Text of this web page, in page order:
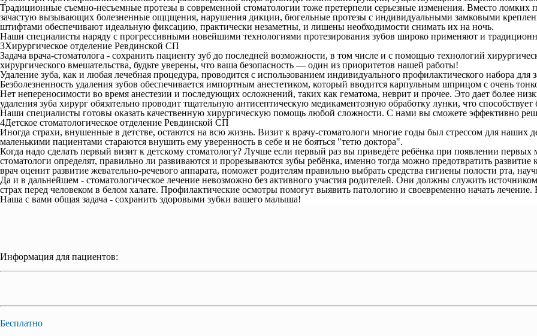
Традиционные съемно-несъемные протезы в современной стоматологии тоже претерпели серьезные изменения. Вместо
зачастую вызывающих болезненные ощцщения, нарушения дикции, бюгельные протезы с индивидуальными замковыми
штифтами обеспечивают идеальную фиксацию, практически незаметны, и лишены необходимости снимать их на ночь.
Наши специалисты наряду с прогрессивными новейшими технологиями протезирования зубов широко применяют и
3Хирургическое отделение Ревдинской СП
Задача врача-стоматолога - сохранить пациенту зуб до последней возможности, в том числе и с помощью технологий
хирургического вмешательства, будьте уверены, что ваша безопасность — один из приоритетов нашей работы!
Удаление зуба, как и любая лечебная процедура, проводится с использованием индивидуального профилактического набора
Безболезненность удаления зубов обеспечивается импортным анестетиком, который вводится карпульным шприцом с очень
Нет непереносимости во время анестезии и последующих осложнений, таких как гематома, неврит и прочее. Это дает более
удаления зуба хирург обязательно проводит тщательную антисептическую медикаментозную обработку лунки, что
Наши специалисты готовы оказать качественную хирургическую помощь любой сложности. С нами вы сможете эффективно
4Детское стоматологическое отделение Ревдинской СП
Иногда страхи, внушенные в детстве, остаются на всю жизнь. Визит к врачу-стоматологи многие годы был стрессом для
маленькими пациентами стараются внушить ему уверенность в себе и не бояться "тетю доктора".
Когда надо сделать первый визит к детскому стоматологу? Лучше если первый раз вы приведёте ребёнка при появлении
стоматологи определят, правильно ли развиваются и прорезываются зубы ребёнка, именно тогда можно предотвратить
врач оценит развитие жевательно-речевого аппарата, поможет родителям правильно выбрать средства гигиены полости рта,
Да и в дальнейшем - стоматологическое лечение невозможно без активного участия родителей. Они должны служить
страх перед человеком в белом халате. Профилактические осмотры помогут выявить патологию и своевременно начать лечение.
Наша с вами общая задача - сохранить здоровыми зубки вашего малыша!
Информация для пациентов:
Бесплатно